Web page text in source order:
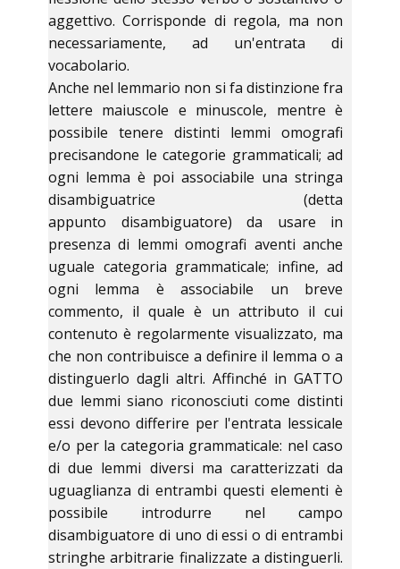
aggettivo. Corrisponde di regola, ma non
necessariamente, ad un'entrata di
vocabolario.
Anche nel lemmario non si fa distinzione fra
lettere maiuscole e minuscole, mentre è
possibile tenere distinti lemmi omografi
precisandone le categorie grammaticali; ad
ogni lemma è poi associabile una stringa
disambiguatrice (detta
appunto disambiguatore) da usare in
presenza di lemmi omografi aventi anche
uguale categoria grammaticale; infine, ad
ogni lemma è associabile un breve
commento, il quale è un attributo il cui
contenuto è regolarmente visualizzato, ma
che non contribuisce a definire il lemma o a
distinguerlo dagli altri. Affinché in GATTO
due lemmi siano riconosciuti come distinti
essi devono differire per l'entrata lessicale
e/o per la categoria grammaticale: nel caso
di due lemmi diversi ma caratterizzati da
uguaglianza di entrambi questi elementi è
possibile introdurre nel campo
disambiguatore di uno di essi o di entrambi
stringhe arbitrarie finalizzate a distinguerli.